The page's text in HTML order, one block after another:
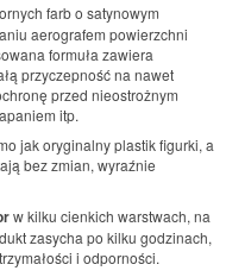
farb o satynowym
aerografem powierzchni
formuła zawiera
przyczepność na nawet
przed nieostrożnym
itp.
jak oryginalny plastik figurki, a
bez zmian, wyraźnie
w kilku cienkich warstwach, na
zasycha po kilku godzinach,
i odporności.